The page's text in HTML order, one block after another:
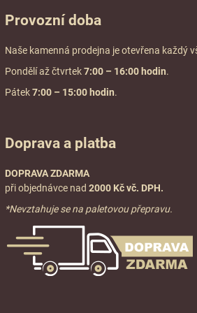
Provozní doba
Naše kamenná prodejna je otevřena každý
Pondělí až čtvrtek7:00 – 16:00 hodin.
Pátek7:00 – 15:00 hodin.
Doprava a platba
DOPRAVA ZDARMA
při objednávce nad 2000 Kč vč. DPH.
*Nevztahuje se na paletovou přepravu.